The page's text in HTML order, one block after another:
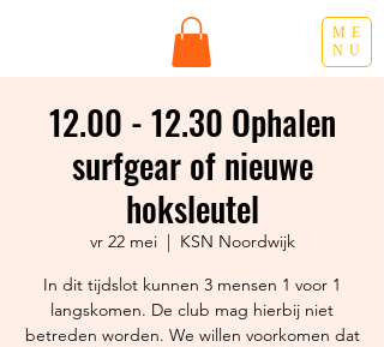
ME
NU
12.00 - 12.30 Ophalen
surfgear of nieuwe
hoksleutel
vr 22 mei
  |
KSN Noordwijk
In dit tijdslot kunnen 3 mensen 1 voor 1
langskomen. De club mag hierbij niet
betreden worden. We willen voorkomen dat